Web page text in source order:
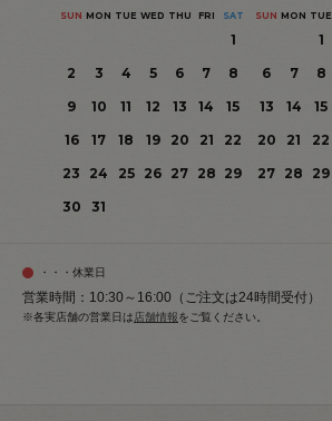
SUN MON TUE WED THU FRI SAT
1
2
3 4 5 6 7
8
9
10 11 12 13 14
15
16
17 18 19 20 21
22
23
24 25 26 27 28 29
30
31
SUN MON TUE
1
6
7 8
13
14 15
20
21 22
27 28 29
・・・休業日
営業時間：10:30～16:00（ご注文は24時間受付）
※各実店舗の営業日は 店舗情報をご覧ください。